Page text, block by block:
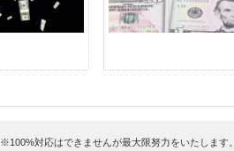
※100%対応はできませんが最大限努力をいたします。